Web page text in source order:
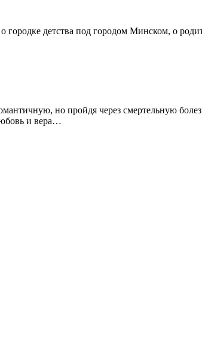
детства под городом Минском, о
но пройдя через смертельную
и вера…